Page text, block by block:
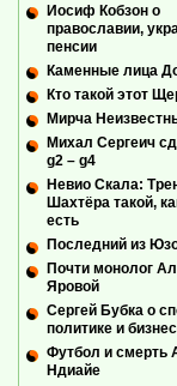
Иосиф Кобзон о
православии,
пенсии
Каменные лица
Кто такой этот
Мирча
Михал Сергеич
g2 – g4
Невио Скала:
Шахтёра такой,
есть
Последний из
Почти монолог
Яровой
Сергей Бубка о
политике и
Футбол и смерть
Ндиайе